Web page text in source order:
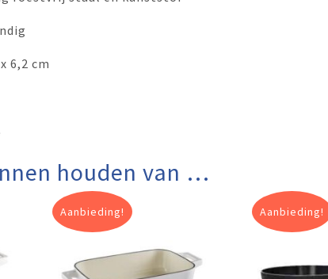
6,2 cm
houden van …
Aanbieding! Aanbieding!